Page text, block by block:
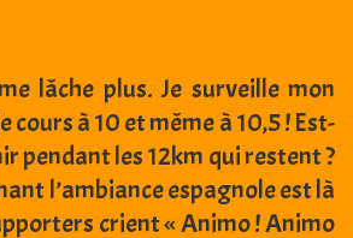
lâche plus. Je surveille mon
cours à 10 et même à 10,5 ! Est-
pendant les 12km qui restent ?
l’ambiance espagnole est là
crient « Animo ! Animo